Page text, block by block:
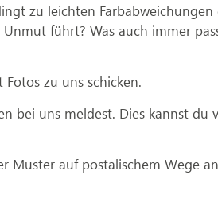
zu leichten
führt? Was auch immer
zu uns schicken.
bei uns meldest. Dies kannst du
Muster auf postalischem Wege